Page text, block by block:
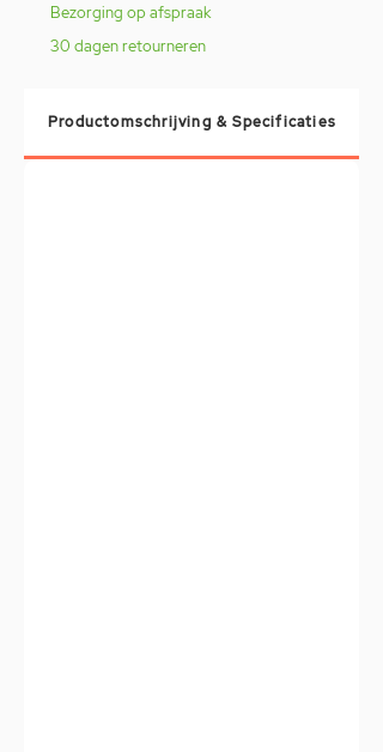
Bezorging op afspraak
30 dagen retourneren
Productomschrijving & Specificaties